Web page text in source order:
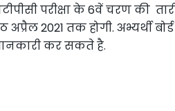
परीक्षा के 6वें चरण की
2021 तक होगी. अभ्यर्थी
कर सकते है.